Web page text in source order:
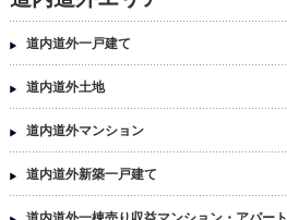
道内道外一戸建て
道内道外土地
道内道外マンション
道内道外新築一戸建て